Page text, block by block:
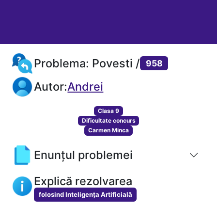
Problema: Povesti / 958
Autor:Andrei
Clasa 9
Dificultate concurs
Carmen Minca
Enunțul problemei
Explică rezolvarea
folosind Inteligența Artificială